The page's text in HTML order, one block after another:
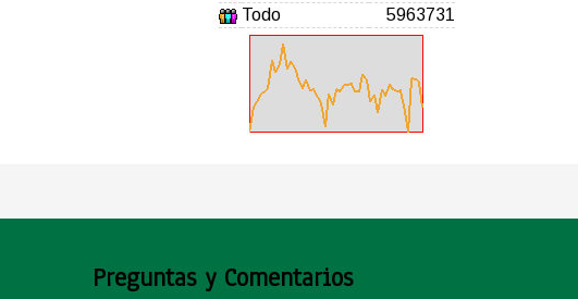
Todo
5963731
Preguntas y Comentarios